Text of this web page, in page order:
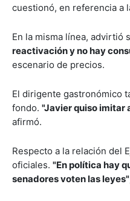
cuestionó, en referencia a
En la misma línea, advirtió
reactivación y no hay
escenario de precios.
El dirigente gastronómico
fondo. "Javier quiso imitar
afirmó.
Respecto a la relación del
oficiales. "En política hay
senadores voten las leyes"